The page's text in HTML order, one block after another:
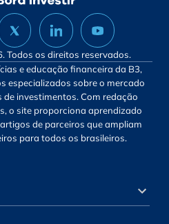
Todos os direitos reservados.
e educação financeira da B3,
especializados sobre o mercado
investimentos. Com redação
o site proporciona aprendizado
de parceiros que ampliam
para todos os brasileiros.